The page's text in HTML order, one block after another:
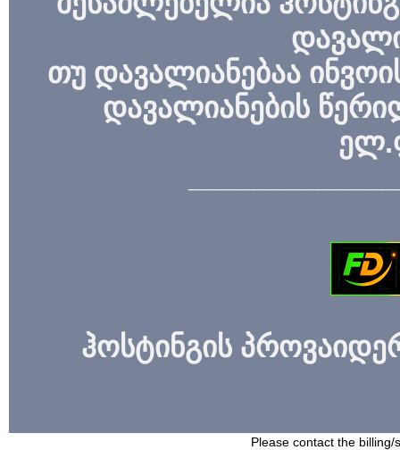
თუ დავალიანებაა
დავალიანების
ჰოსტინგის
Please contact the